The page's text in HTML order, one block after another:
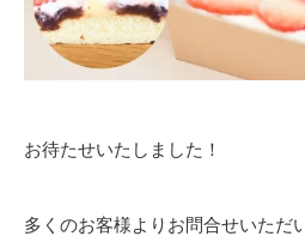
お待たせいたしました！
多くのお客様よりお問合せいただ